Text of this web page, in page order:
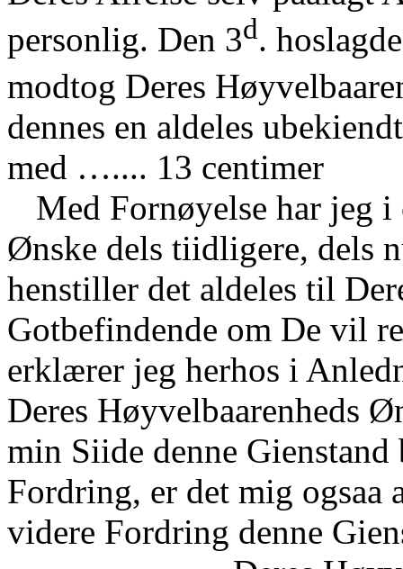
personlig. Den 3d.
modtog Deres
dennes en aldeles
med ….... 13 centimer
Med Fornøyelse har jeg i
Ønske dels tiidligere, dels
henstiller det aldeles til
Gotbefindende om De vil
erklærer jeg herhos i
Deres Høyvelbaarenheds
min Siide denne
Fordring, er det mig ogsaa
videre Fordring denne